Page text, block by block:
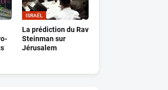
ISRAËL
La prédiction du Rav
Steinman sur
Jérusalem